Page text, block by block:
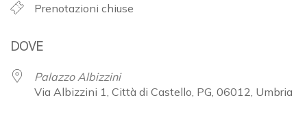
Prenotazioni chiuse
DOVE
Palazzo Albizzini
Via Albizzini 1, Città di Castello, PG, 06012, Umbria